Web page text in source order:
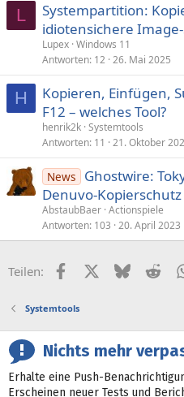
L
Systempartition:
idiotensichere
Lupex Windows 11
Antworten 12 26. Mai 2025
H
Kopieren, Einfügen,
F12 – welches Tool?
henrik2k Systemtools
Antworten 11 21. Oktober
News
Ghostwire:
Denuvo-
AbstaubBaer Actionspiele
Antworten 103 20. April 2023
Teilen: FacebookX (Twitter)
Bluesky
Systemtools
Nichts mehr
Erhalte eine Push-
Erscheinen neuer Tests und